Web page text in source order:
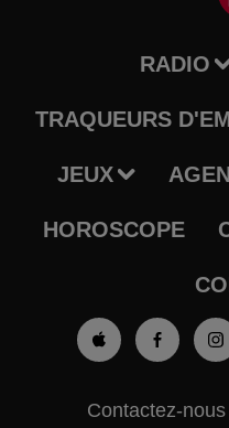
RADIO
TRAQUEURS
JEUX
HOROSCOPE
Contactez-nous